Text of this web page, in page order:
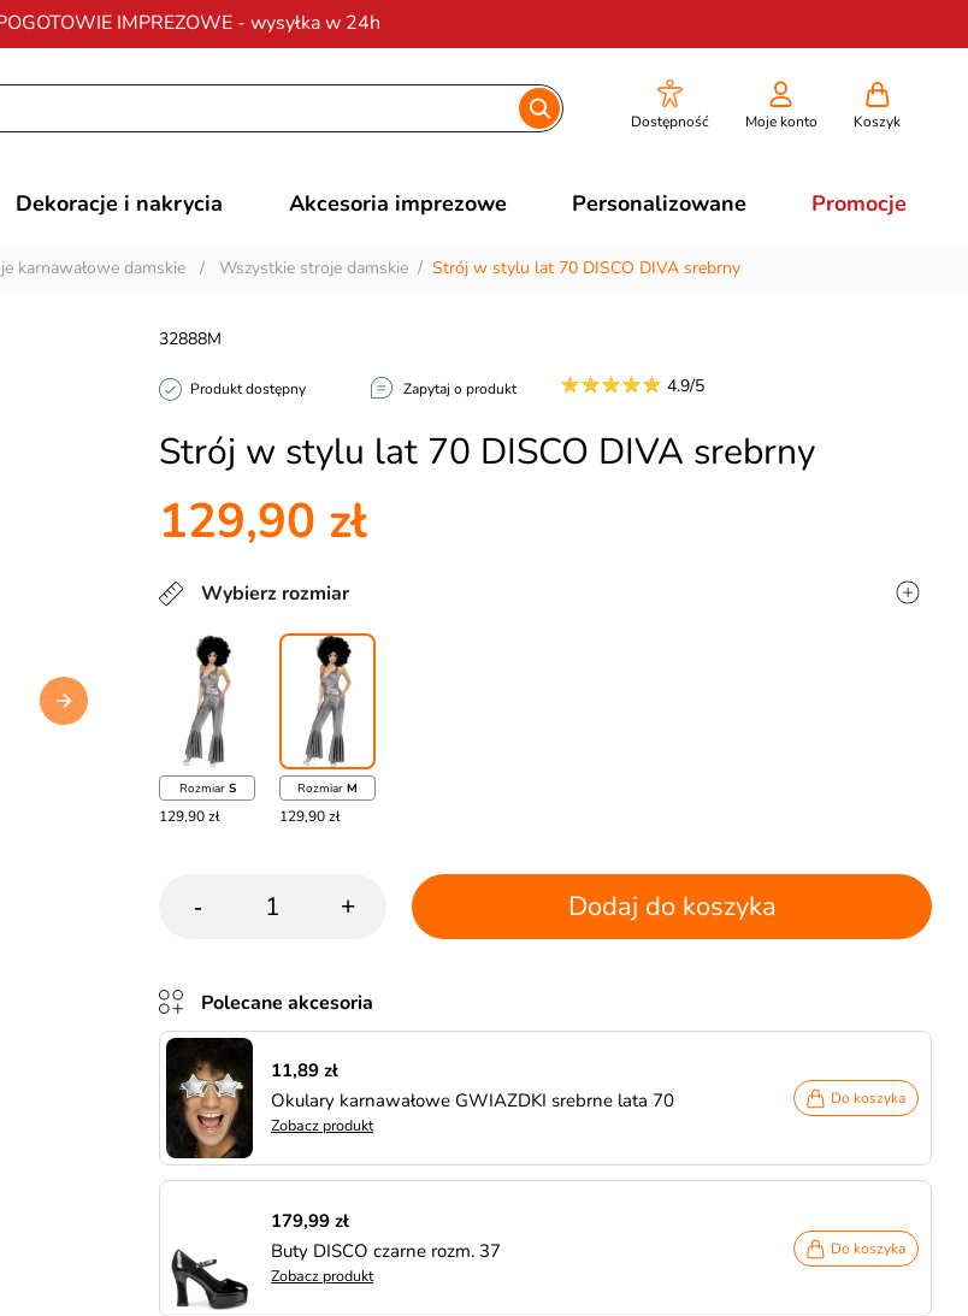
IMPREZOWE - wysyłka w 24h
dostawana zamówienia od 200 zł
Dostępność Moje konto Koszyk
Dekoracje i nakrycia Akcesoria imprezowe Personalizowane Promocje
karnawałowe damskie / Wszystkie stroje damskie / Strój w stylu lat 70 DISCO DIVA srebrny
Strój w stylu lat 70 DISCO DIVA srebrny
32888M
Produkt dostępny Zapytaj o produkt 4.9/5
129,90 zł
Wybierz rozmiar
Rozmiar S
129,90 zł
Rozmiar M
129,90 zł
- + Dodaj do koszyka
Polecane akcesoria
11,89 zł
Okulary karnawałowe GWIAZDKI srebrne lata 70
Zobacz produkt
Do koszyka
179,99 zł
Buty DISCO czarne rozm. 37
Zobacz produkt
Do koszyka